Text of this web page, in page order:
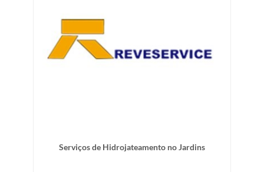
Serviços de Hidrojateamento no Jardins